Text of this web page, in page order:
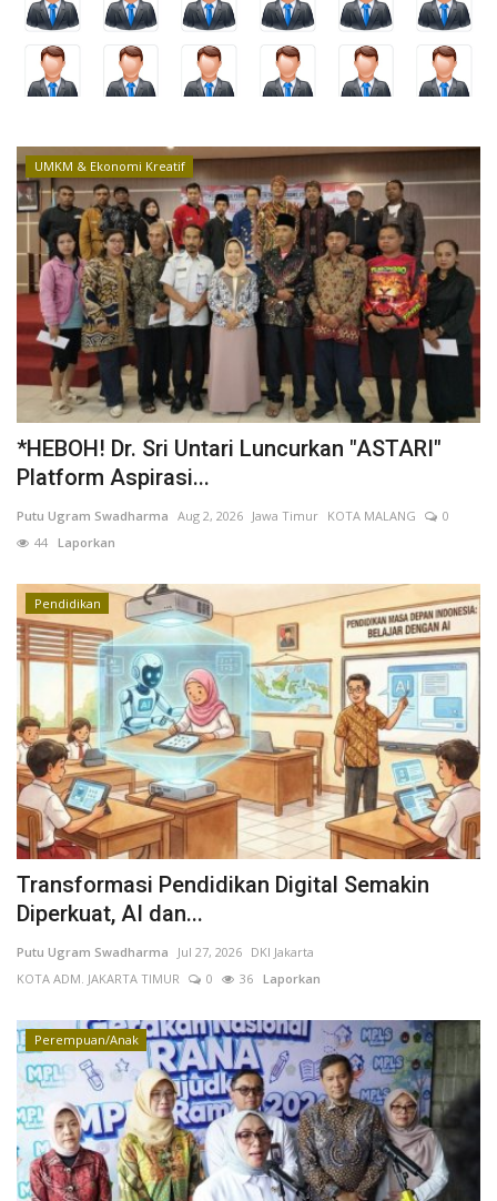
Kesehatan
Perempuan/Anak
UMKM & Ekonomi Kreatif
*HEBOH! Dr. Sri Untari Luncurkan "ASTARI"
Platform Aspirasi...
Putu Ugram Swadharma Aug 2, 2026 Jawa Timur KOTA MALANG
0
44 Laporkan
Pendidikan
Transformasi Pendidikan Digital Semakin
Diperkuat, AI dan...
Putu Ugram Swadharma Jul 27, 2026 DKI Jakarta
KOTA ADM. JAKARTA TIMUR
0 36 Laporkan
Perempuan/Anak